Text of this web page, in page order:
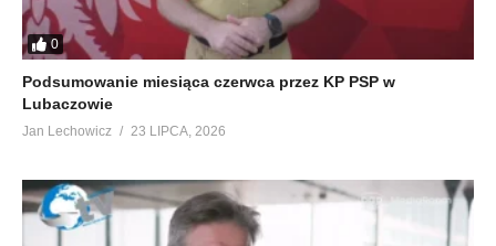
0
Podsumowanie miesiąca czerwca przez KP PSP w
Lubaczowie
Jan Lechowicz 23 LIPCA, 2026